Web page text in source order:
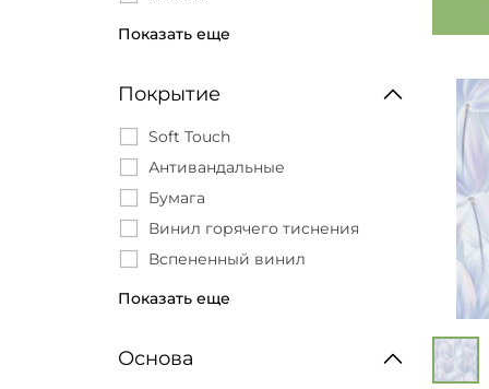
Prima Italiana
Quelyd
Rose
Solo
Vernissage
Victoria Stenova
WALL UP
Wallberry
Wiganford
Корея
Показать еще
Покрытие
Soft Touch
Антивандальные
Бумага
Винил горячего тиснения
Вспененный винил
Пена
Показать еще
Основа